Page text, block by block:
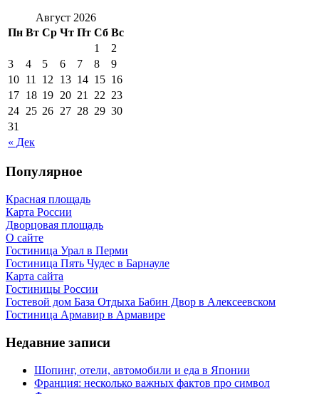
Август 2026
Пн Вт Ср Чт Пт Сб Вс
« Дек
1
2
3
4 5 6 7 8
9
10 11 12 13 14 15 16
17 18 19 20 21 22 23
24 25 26 27 28 29 30
31
Популярное
Красная площадь
Карта России
Дворцовая площадь
О сайте
Гостиница Урал в Перми
Гостиница Пять Чудес в Барнауле
Карта сайта
Гостиницы России
Гостевой дом База Отдыха Бабин Двор в Алексеевском
Гостиница Армавир в Армавире
Недавние записи
Шопинг, отели, автомобили и еда в Японии
Франция: несколько важных фактов про символ